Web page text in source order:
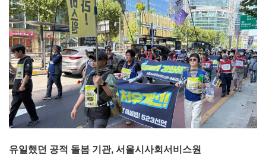
유일했던 공적 돌봄 기관, 서울시사회서비스원